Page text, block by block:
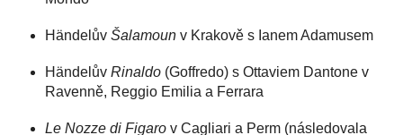
Händelův Šalamoun v Krakově s Ianem Adamusem
Händelův Rinaldo (Goffredo) s Ottaviem Dantone v
Ravenně, Reggio Emilia a Ferrara
Le Nozze di Figaro v Cagliari a Perm (následovala